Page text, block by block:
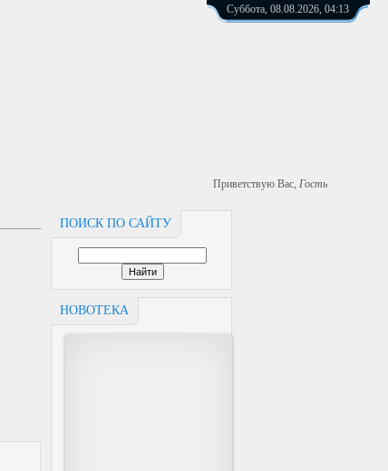
Суббота, 08.08.2026, 04:13
Приветствую Вас, Гость
ПОИСК ПО САЙТУ
НОВОТЕКА